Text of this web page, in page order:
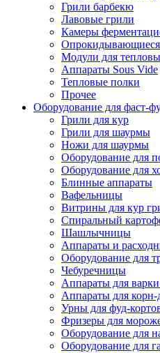
Грили барбекю
Лавовые грили
Камеры
Опрокидывающиеся
Модули для
Аппараты Sous Vide
Тепловые полки
Прочее
Оборудование для фаст-
Грили для кур
Грили для шаурмы
Ножи для шаурмы
Оборудование для
Оборудование для
Блинные аппараты
Вафельницы
Витрины для кур
Спиральный
Шашлычницы
Аппараты и
Оборудование для
Чебуречницы
Аппараты для
Аппараты для корн-
Урны для фуд-
Фризеры для
Оборудование для
Оборудование для